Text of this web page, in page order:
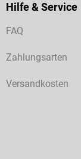
Hilfe & Service
FAQ
Zahlungsarten
Versandkosten